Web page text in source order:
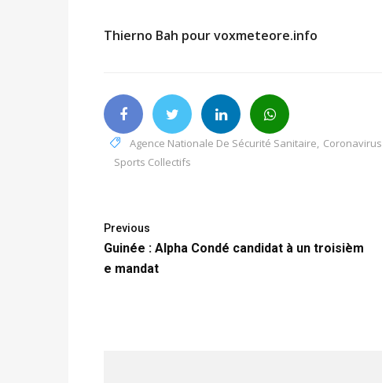
Thierno Bah pour voxmeteore.info
Agence Nationale De Sécurité Sanitaire, Coronavirus
Sports Collectifs
Previous
Guinée : Alpha Condé candidat à un troisièm
e mandat